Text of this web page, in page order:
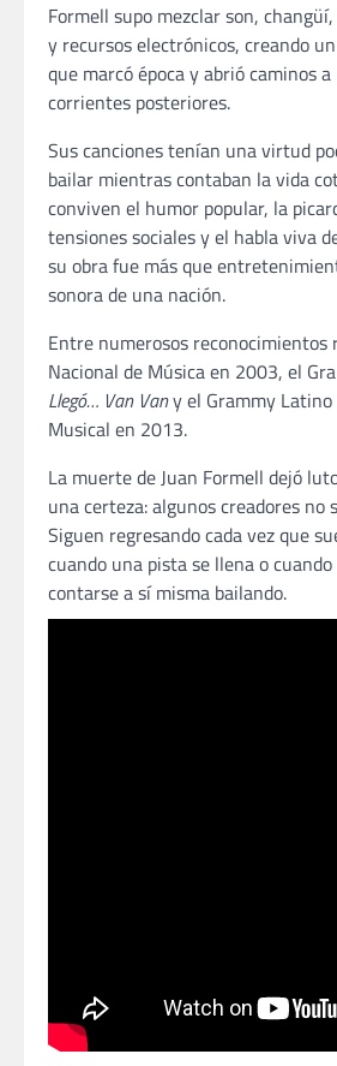
Formell supo mezclar son,
y recursos electrónicos, creando
que marcó época y abrió caminos
corrientes posteriores.
Sus canciones tenían una virtud
bailar mientras contaban la vida
conviven el humor popular, la
tensiones sociales y el habla viva
su obra fue más que
sonora de una nación.
Entre numerosos reconocimientos
Nacional de Música en 2003, el
Llegó… Van Vany el Grammy Latino
Musical en 2013.
La muerte de Juan Formell dejó
una certeza: algunos creadores no
Siguen regresando cada vez que
cuando una pista se llena o
contarse a sí misma bailando.